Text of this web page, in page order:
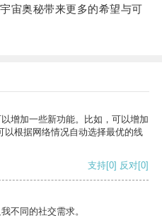
宙奥秘带来更多的希望与可
增加一些新功能。比如，可以增加
以根据网络情况自动选择最优的线
支持[0] 反对[0]
不同的社交需求。